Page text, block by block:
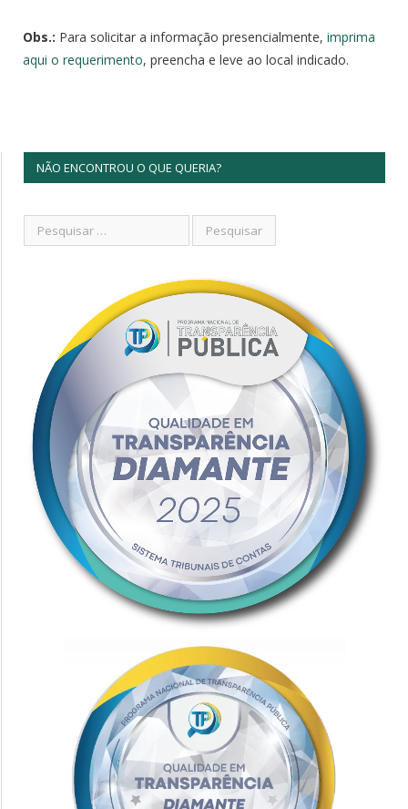
Obs.: Para solicitar a informação presencialmente, imprima
aqui o requerimento, preencha e leve ao local indicado.
NÃO ENCONTROU O QUE QUERIA?